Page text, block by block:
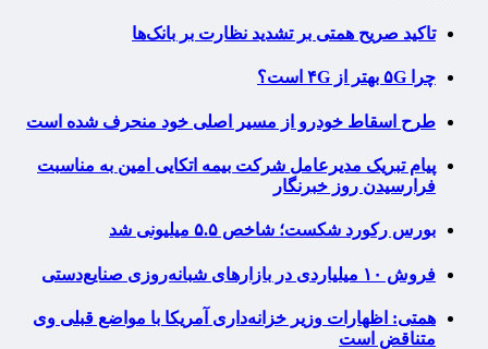
تاکید صریح همتی بر تشدید نظارت بر بانک‌ها
چرا ۵G بهتر از ۴G است؟
طرح اسقاط خودرو از مسیر اصلی خود منحرف شده است
پیام تبریک مدیرعامل شرکت بیمه اتکایی امین به مناسبت
فرارسیدن روز خبرنگار
بورس رکورد شکست؛ شاخص ۵.۵ میلیونی شد
فروش ۱۰ میلیاردی در بازارهای شبانه‌روزی صنایع‌دستی
همتی: اظهارات وزیر خزانه‌داری آمریکا با مواضع قبلی وی
متناقض است